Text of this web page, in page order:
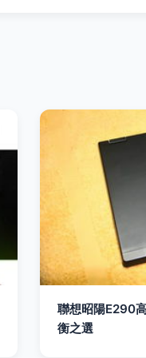
聯想昭陽E290
衡之選